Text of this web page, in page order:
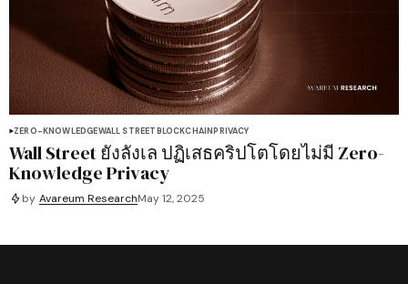
ZERO-KNOWLEDGEWALL STREETBLOCKCHAINPRIVACY
Wall Street ยังลังเล ปฏิเสธคริปโตโดยไม่มี Zero-
Knowledge Privacy
by Avareum ResearchMay 12, 2025